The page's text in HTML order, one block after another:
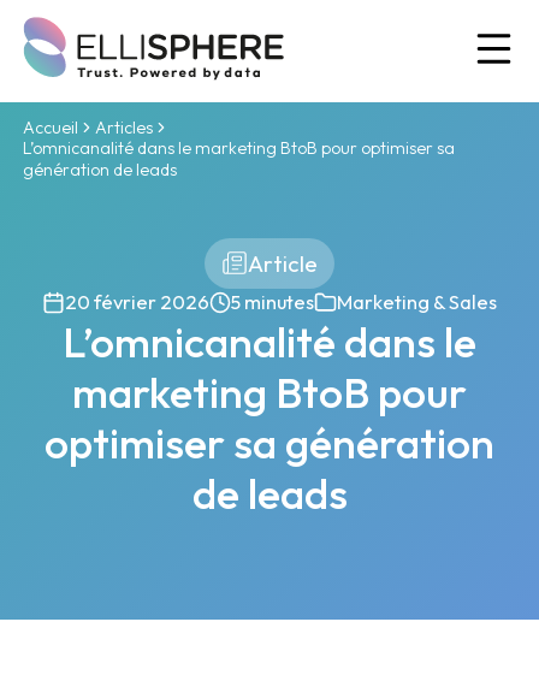
Accueil
Articles
L’omnicanalité dans le marketing BtoB pour optimiser sa
génération de leads
Article
20 février 2026 5 minutes Marketing & Sales
L’omnicanalité dans le
marketing BtoB pour
optimiser sa génération
de leads